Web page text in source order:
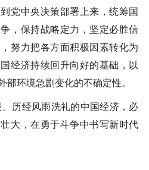
党中央决策部署上来，统筹国
，保持战略定力，坚定必胜信
努力把各方面积极因素转化为
经济持续回升向好的基础，以
部环境急剧变化的不确定性。
经风雨洗礼的中国经济，必
大，在勇于斗争中书写新时代